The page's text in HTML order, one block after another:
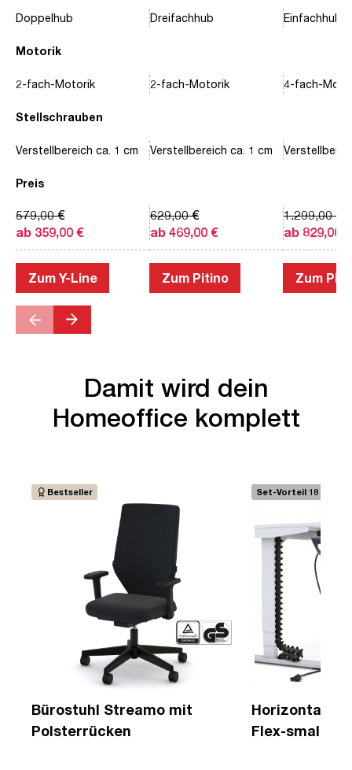
Motorik
Stellschrauben
Preis
Doppelhub
2-fach-Motorik
Verstellbereich ca. 1 cm
ab 359,00 €
579,00 €
Zum Y-Line
Dreifachhub
2-fach-Motorik
Verstellbereich ca. 1 cm
ab 469,00 €
629,00 €
Zum Pitino
Einfachhub
4-fach-
ab 829,00 €
1.299,00 €
Zum
Damit wird dein
Homeoffice komplett
Bestseller
Bürostuhl Streamo mit
Polsterrücken
Set-Vorteil 18 €
Horizontaler
Flex-small +